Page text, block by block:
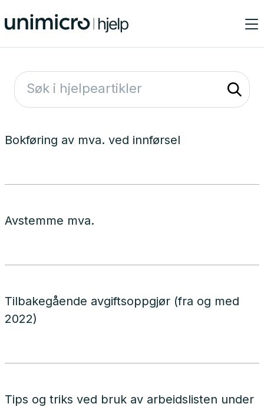
Bokføring av mva. ved innførsel
Avstemme mva.
Tilbakegående avgiftsoppgjør (fra og med
2022)
Tips og triks ved bruk av arbeidslisten under